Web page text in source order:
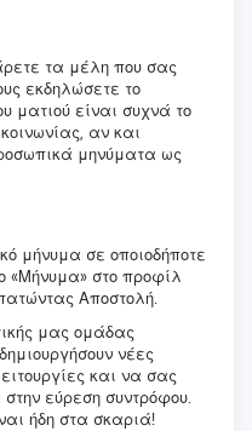
τα μέλη που σας
εκδηλώσετε το
ματιού είναι συχνά το
αν και
μηνύματα ως
μήνυμα σε οποιοδήποτε
«Μήνυμα» στο προφίλ
Αποστολή.
μας ομάδας
νέες
και να σας
εύρεση συντρόφου.
ήδη στα σκαριά!